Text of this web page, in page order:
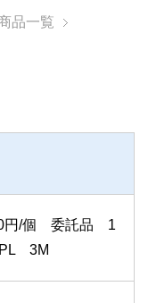
品一覧
/個 委託品 1
3M